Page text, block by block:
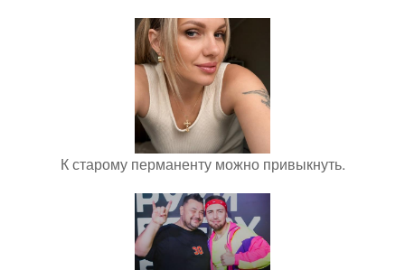
К старому перманенту можно привыкнуть.